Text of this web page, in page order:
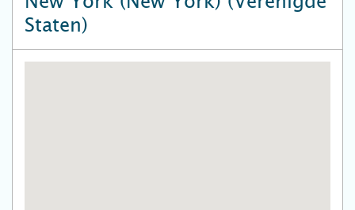
Staten)